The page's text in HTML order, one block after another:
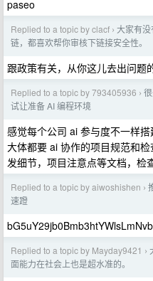
paseo
Replied to a topic by clacf › 大家有
链，都喜欢帮你审核下链接安全性。
跟政策有关，从你这儿去出问题
Replied to a topic by 793405936 ›
试让准备 AI 编程环境
感觉每个公司 ai 参与度不一样搭
大体都要 ai 协作的项目规范和
发细节，项目注意点等文档，检
Replied to a topic by aiwoshishen ›
速蹬
Replied to a topic by Mayday9421 ›
面能力在社会上也是超水准的。